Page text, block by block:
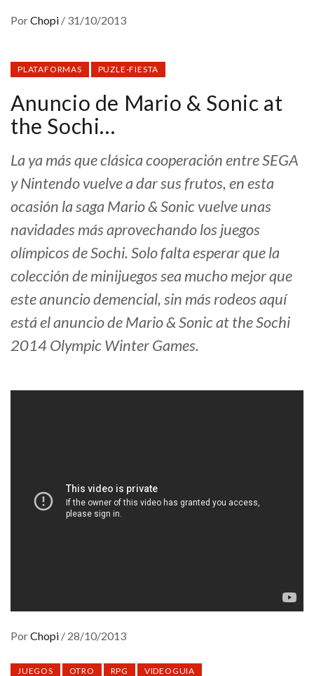
PorChopi / 31/10/2013
PLATAFORMAS PUZLE-FIESTA
Anuncio de Mario & Sonic at
the Sochi…
La ya más que clásica cooperación entre SEGA
y Nintendo vuelve a dar sus frutos, en esta
ocasión la saga Mario & Sonic vuelve unas
navidades más aprovechando los juegos
olímpicos de Sochi. Solo falta esperar que la
colección de minijuegos sea mucho mejor que
este anuncio demencial, sin más rodeos aquí
está el anuncio de Mario & Sonic at the Sochi
2014 Olympic Winter Games.
PorChopi / 28/10/2013
JUEGOS OTRO RPG VIDEOGUIA